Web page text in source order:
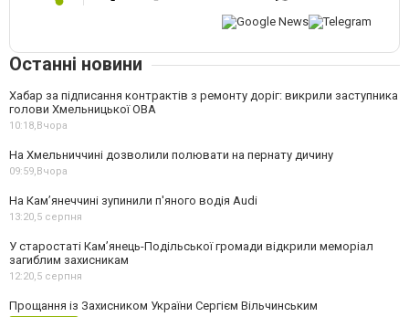
Останні новини
Хабар за підписання контрактів з ремонту доріг: викрили заступника
голови Хмельницької ОВА
10:18, Вчора
На Хмельниччині дозволили полювати на пернату дичину
09:59, Вчора
На Камʼянеччині зупинили п'яного водія Audi
13:20,5 серпня
У старостаті Кам’янець-Подільської громади відкрили меморіал
загиблим захисникам
12:20,5 серпня
Прощання із Захисником України Сергієм Вільчинським